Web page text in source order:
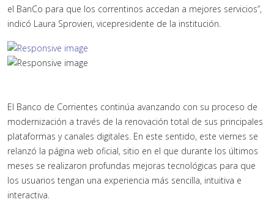
el BanCo para que los correntinos accedan a mejores servicios”,
indicó Laura Sprovieri, vicepresidente de la institución.
El Banco de Corrientes continúa avanzando con su proceso de
modernización a través de la renovación total de sus principales
plataformas y canales digitales. En este sentido, este viernes se
relanzó la página web oficial, sitio en el que durante los últimos
meses se realizaron profundas mejoras tecnológicas para que
los usuarios tengan una experiencia más sencilla, intuitiva e
interactiva.